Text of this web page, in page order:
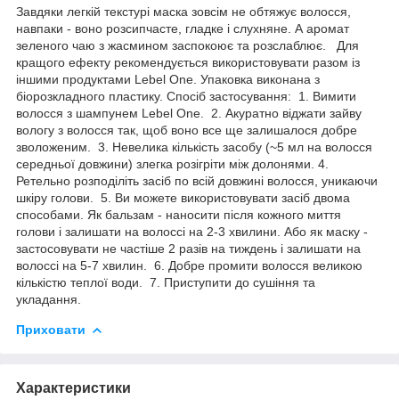
Завдяки легкій текстурі маска зовсім не обтяжує волосся,
навпаки - воно розсипчасте, гладке і слухняне. А аромат
зеленого чаю з жасмином заспокоює та розслаблює. Для
кращого ефекту рекомендується використовувати разом із
іншими продуктами Lebel One. Упаковка виконана з
біорозкладного пластику. Спосіб застосування: 1. Вимити
волосся з шампунем Lebel One. 2. Акуратно віджати зайву
вологу з волосся так, щоб воно все ще залишалося добре
зволоженим. 3. Невелика кількість засобу (~5 мл на волосся
середньої довжини) злегка розігріти між долонями. 4.
Ретельно розподіліть засіб по всій довжині волосся, уникаючи
шкіру голови. 5. Ви можете використовувати засіб двома
способами. Як бальзам - наносити після кожного миття
голови і залишати на волоссі на 2-3 хвилини. Або як маску -
застосовувати не частіше 2 разів на тиждень і залишати на
волоссі на 5-7 хвилин. 6. Добре промити волосся великою
кількістю теплої води. 7. Приступити до сушіння та
укладання.
Приховати
Характеристики